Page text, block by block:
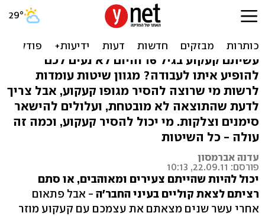
שיוף עור, ניתוח, או לייזר: איך
מסירים קעקועים?
עשיתם קעקוע בגיל 16 והיום לא נעים לכם
להופיע איתו לעבודה? מגוון שיטות עומדות
לרשות מי שרוצה להסיר מגופו קעקוע, אבל צריך
לדעת שהתוצאה לא מובטחת, ועלולים להישאר
סימנים וצלקות. מי יכול להסיר קעקוע, וכמה זה
עולה - כל השיטות
עדנה אברמסון
פורסם: 22.09.11, 10:13
יכול להיות שהייתם צעירים ומאוהבים, או סתם
רציתם לצאת קוליים בעיני החבר'ה - אבל פתאום
אחרי עשר שנים מצאתם את עצמכם עם קעקוע מוזר